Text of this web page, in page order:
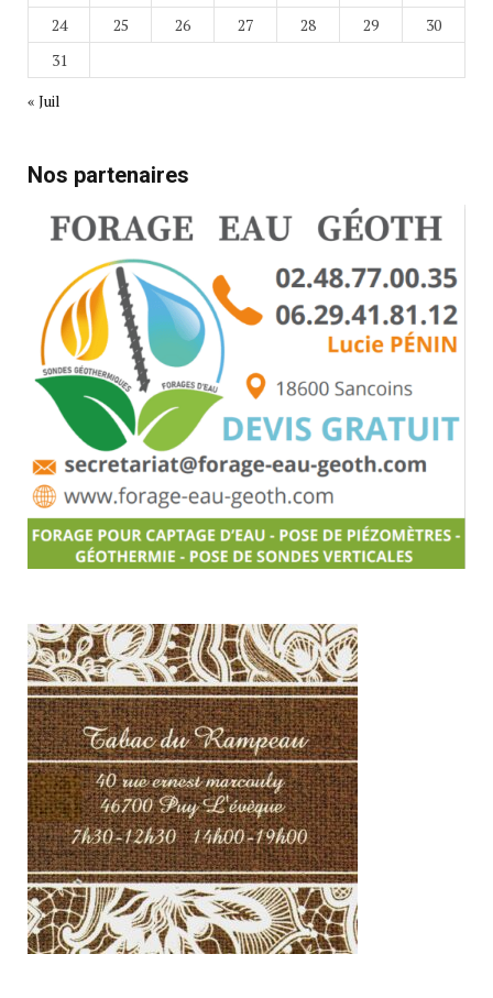
24
25 26 27 28 29
30
31
« Juil
Nos partenaires